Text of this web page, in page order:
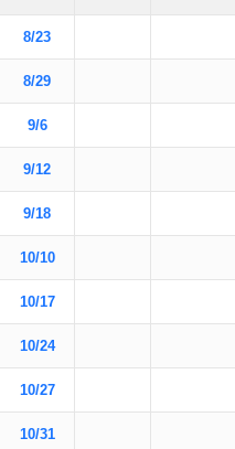
8/23
8/29
9/6
9/12
9/18
10/10
10/17
10/24
10/27
10/31